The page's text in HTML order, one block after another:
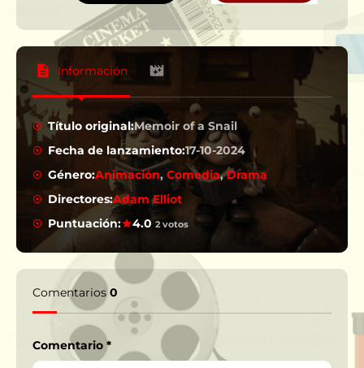
Información
Título original:Memoir of a Snail
Fecha de lanzamiento:17-10-2024
Género:Animación,Comedia,Drama
Directores:Adam Elliot
Puntuación:
4.0 2 votos
Comentarios 0
Comentario *